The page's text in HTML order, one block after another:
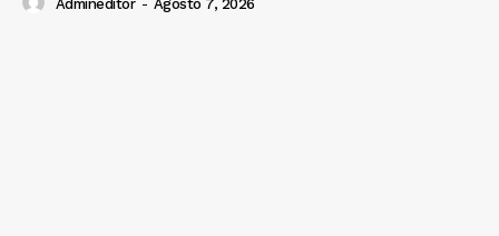
Admineditor - Agosto 7, 2026